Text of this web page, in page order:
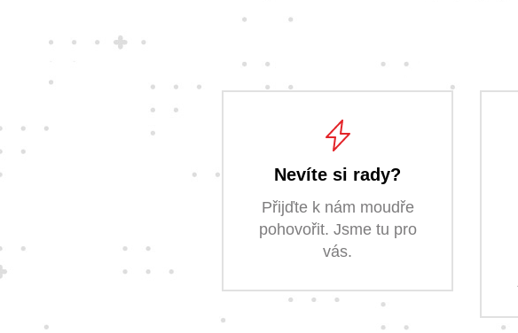
Nevíte si rady?
Přijďte k nám moudře
pohovořit. Jsme tu pro
vás.